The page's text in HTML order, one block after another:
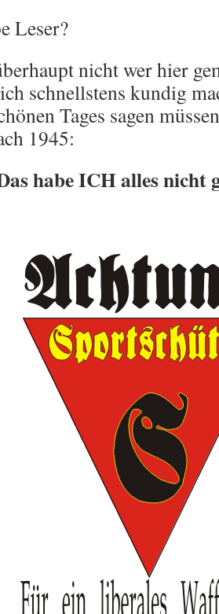
Leser?
nicht wer hier
schnellstens kundig
Tages sagen
1945:
habe ICH alles nicht